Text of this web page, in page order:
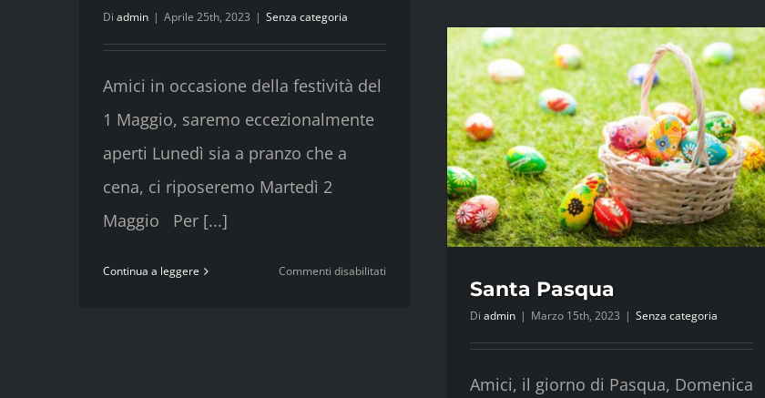
Di admin | Aprile 25th, 2023 | Senza categoria
Amici in occasione della festività del
1 Maggio, saremo eccezionalmente
aperti Lunedì sia a pranzo che a
cena, ci riposeremo Martedì 2
Maggio Per [...]
Continua a leggere Commenti disabilitati
Santa Pasqua
Di admin | Marzo 15th, 2023 | Senza categoria
Amici, il giorno di Pasqua, Domenica